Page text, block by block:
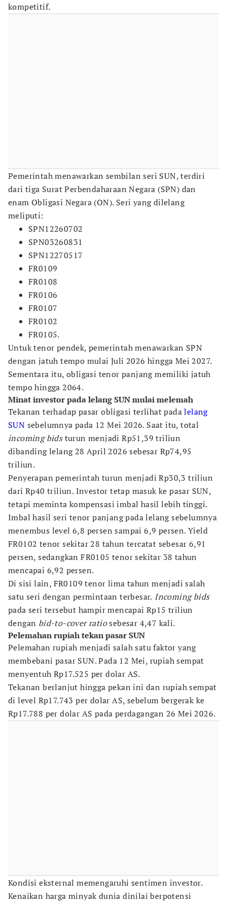
kompetitif.
Pemerintah menawarkan sembilan seri SUN, terdiri
dari tiga Surat Perbendaharaan Negara (SPN) dan
enam Obligasi Negara (ON). Seri yang dilelang
meliputi:
SPN12260702
SPN03260831
SPN12270517
FR0109
FR0108
FR0106
FR0107
FR0102
FR0105.
Untuk tenor pendek, pemerintah menawarkan SPN
dengan jatuh tempo mulai Juli 2026 hingga Mei 2027.
Sementara itu, obligasi tenor panjang memiliki jatuh
tempo hingga 2064.
Minat investor pada lelang SUN mulai melemah
Tekanan terhadap pasar obligasi terlihat padalelang
SUN sebelumnya pada 12 Mei 2026. Saat itu, total
incoming bidsturun menjadi Rp51,39 triliun
dibanding lelang 28 April 2026 sebesar Rp74,95
triliun.
Penyerapan pemerintah turun menjadi Rp30,3 triliun
dari Rp40 triliun. Investor tetap masuk ke pasar SUN,
tetapi meminta kompensasi imbal hasil lebih tinggi.
Imbal hasil seri tenor panjang pada lelang sebelumnya
menembus level 6,8 persen sampai 6,9 persen. Yield
FR0102 tenor sekitar 28 tahun tercatat sebesar 6,91
persen, sedangkan FR0105 tenor sekitar 38 tahun
mencapai 6,92 persen.
Di sisi lain, FR0109 tenor lima tahun menjadi salah
satu seri dengan permintaan terbesar. Incoming bids
pada seri tersebut hampir mencapai Rp15 triliun
dengan bid-to-cover ratiosebesar 4,47 kali.
Pelemahan rupiah tekan pasar SUN
Pelemahan rupiah menjadi salah satu faktor yang
membebani pasar SUN. Pada 12 Mei, rupiah sempat
menyentuh Rp17.525 per dolar AS.
Tekanan berlanjut hingga pekan ini dan rupiah sempat
di level Rp17.743 per dolar AS, sebelum bergerak ke
Rp17.788 per dolar AS pada perdagangan 26 Mei 2026.
Kondisi eksternal memengaruhi sentimen investor.
Kenaikan harga minyak dunia dinilai berpotensi